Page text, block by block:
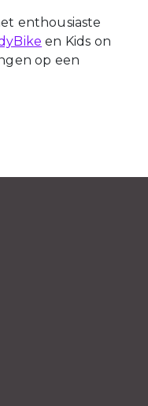
enthousiaste
en Kids on
op een